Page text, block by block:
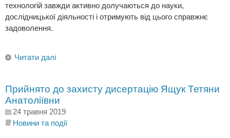
технологій завжди активно долучаються до науки,
дослідницької діяльності і отримують від цього справжнє
задоволення.
Читати далі
Прийнято до захисту дисертацію Ящук Тетяни
Анатоліївни
24 травня 2019
Новини та події